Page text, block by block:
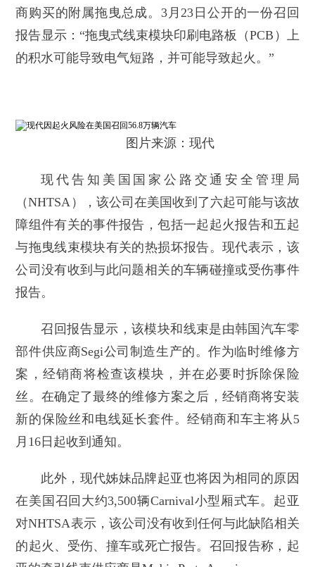
商购买的附属拖曳总成。3月23日公开的一份召回
报告显示：“拖曳式线束模块印刷电路板（PCB）上
的积水可能导致电气短路，并可能导致起火。”
图片来源：现代
现代告知美国国家公路交通安全管理局
（NHTSA），该公司在美国收到了六起可能与该故
障组件有关的事件报告，包括一起起火报告和五起
与拖曳线束模块有关的热损坏报告。现代表示，该
公司没有收到与此问题相关的车辆碰撞或受伤事件
报告。
召回报告显示，该模块和线束是由韩国汽车零
部件供应商Segi公司制造生产的。作为临时维修方
案，经销商将检查该模块，并在必要时拆除保险
丝。在确定了最终的维修方案之后，经销商将安装
新的保险丝和电线延长套件。经销商和车主将从5
月16日起收到通知。
此外，现代姊妹品牌起亚也将因为相同的原因
在美国召回大约3,500辆Carnival小型厢式车。起亚
对NHTSA表示，该公司没有收到任何与此缺陷相关
的起火、受伤、撞车或死亡报告。召回报告称，起